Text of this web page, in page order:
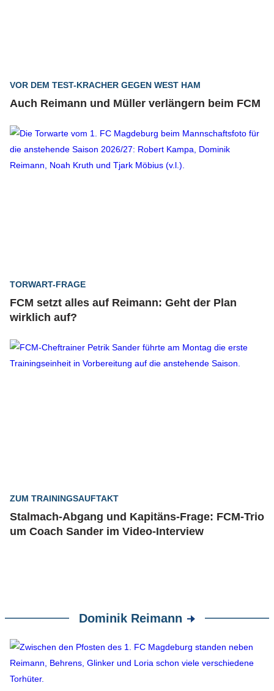
VOR DEM TEST-KRACHER GEGEN WEST HAM
Auch Reimann und Müller verlängern beim FCM
TORWART-FRAGE
FCM setzt alles auf Reimann: Geht der Plan
wirklich auf?
ZUM TRAININGSAUFTAKT
Stalmach-Abgang und Kapitäns-Frage: FCM-Trio
um Coach Sander im Video-Interview
Dominik Reimann